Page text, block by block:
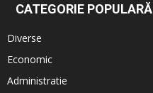
CATEGORIE POPULARĂ
Diverse
Economic
Administratie